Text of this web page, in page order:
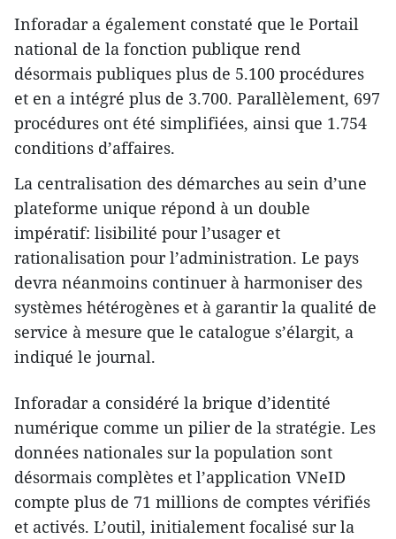
Inforadar a également constaté que le Portail
national de la fonction publique rend
désormais publiques plus de 5.100 procédures
et en a intégré plus de 3.700. Parallèlement, 697
procédures ont été simplifiées, ainsi que 1.754
conditions d’affaires.
La centralisation des démarches au sein d’une
plateforme unique répond à un double
impératif: lisibilité pour l’usager et
rationalisation pour l’administration. Le pays
devra néanmoins continuer à harmoniser des
systèmes hétérogènes et à garantir la qualité de
service à mesure que le catalogue s’élargit, a
indiqué le journal.
Inforadar a considéré la brique d’identité
numérique comme un pilier de la stratégie. Les
données nationales sur la population sont
désormais complètes et l’application VNeID
compte plus de 71 millions de comptes vérifiés
et activés. L’outil, initialement focalisé sur la